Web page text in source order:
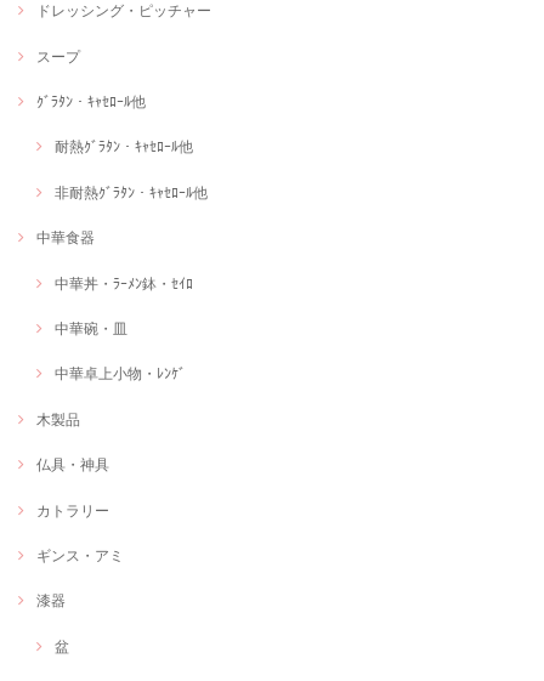
ドレッシング・ピッチャー
スープ
ｸﾞﾗﾀﾝ・ｷｬｾﾛｰﾙ他
耐熱ｸﾞﾗﾀﾝ・ｷｬｾﾛｰﾙ他
非耐熱ｸﾞﾗﾀﾝ・ｷｬｾﾛｰﾙ他
中華食器
中華丼・ﾗｰﾒﾝ鉢・ｾｲﾛ
中華碗・皿
中華卓上小物・ﾚﾝｹﾞ
木製品
仏具・神具
カトラリー
ギンス・アミ
漆器
盆